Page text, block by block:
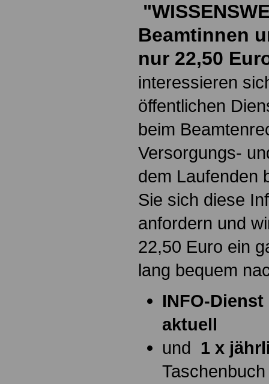
Beamtinnen
nur 22,50
interessieren
öffentlichen
beim
Versorgungs-
dem Laufenden
Sie sich diese
anfordern und
22,50 Euro ein
lang bequem
INFO-
aktuell
und 1 x
Taschenbuch